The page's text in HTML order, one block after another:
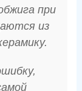
при
из